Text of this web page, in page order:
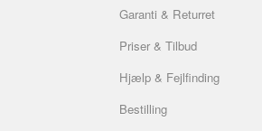
Garanti & Returret
Priser & Tilbud
Hjælp & Fejlfinding
Bestilling